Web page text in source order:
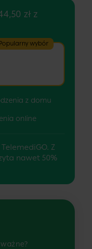
zł z
Popularny wybór
z domu
online
Z
nawet 50%